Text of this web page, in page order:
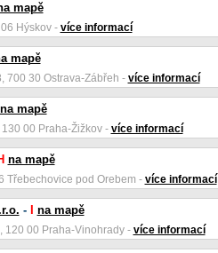
mapě
Hýskov - více informací
mapě
700 30 Ostrava-Zábřeh - více informací
na mapě
00 Praha-Žižkov - více informací
na mapě
Třebechovice pod Orebem - více informací
- na mapě
120 00 Praha-Vinohrady - více informací